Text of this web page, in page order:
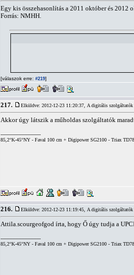
Egy kis összehasonlítás a 2011 október és 2012
Forrás: NMHH.
[válaszok erre: #219]
217. Elküldve: 2012-12-23 11:20:37, A digitális szolgáltatók
Akkor úgy látszik a műholdas szolgáltatók
---------------------------
85,2°K-45°NY - Faval 100 cm + Digipower SG2100 - Triax
216. Elküldve: 2012-12-23 11:19:45, A digitális szolgáltatók
Attila.scourgeofgod írta, hogy Ő úgy tudja a
---------------------------
85,2°K-45°NY - Faval 100 cm + Digipower SG2100 - Triax